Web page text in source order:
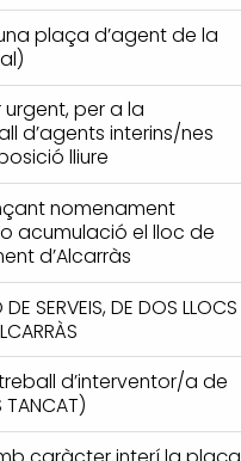
plaça d’agent de la
per a la
d’agents interins/nes
lliure
nomenament
acumulació el lloc de
d’Alcarràs
SERVEIS, DE DOS LLOCS
d’interventor/a de